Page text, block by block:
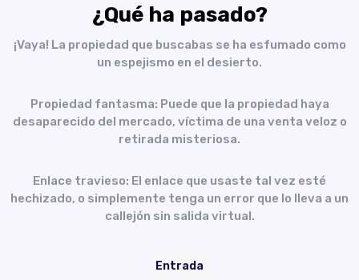
¿Qué ha pasado?
¡Vaya! La propiedad que buscabas se ha esfumado como
un espejismo en el desierto.
Propiedad fantasma: Puede que la propiedad haya
desaparecido del mercado, víctima de una venta veloz o
retirada misteriosa.
Enlace travieso: El enlace que usaste tal vez esté
hechizado, o simplemente tenga un error que lo lleva a un
callejón sin salida virtual.
Entrada